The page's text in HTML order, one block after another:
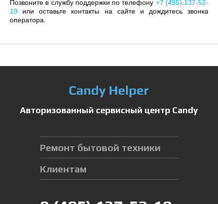
Позвоните в службу поддержки по телефону +7 (495) 137-52-
19 или оставьте контакты на сайте и дождитесь звонка
оператора.
Авторизованный сервисный центр Candy
Ремонт бытовой техники
Клиентам